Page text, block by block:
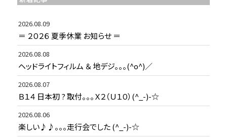
2026.08.09
＝ ２０２６ 夏季休業 お知らせ ＝
2026.08.08
ヘッドライトフィルム ＆ 地デジ。。。(^o^)／
2026.08.07
Ｂ１４ 日本初 ? 取付。。。Ｘ２（Ｕ１０）(^_-)-☆
2026.08.06
楽しい♪♪。。。走行会でした (^_-)-☆